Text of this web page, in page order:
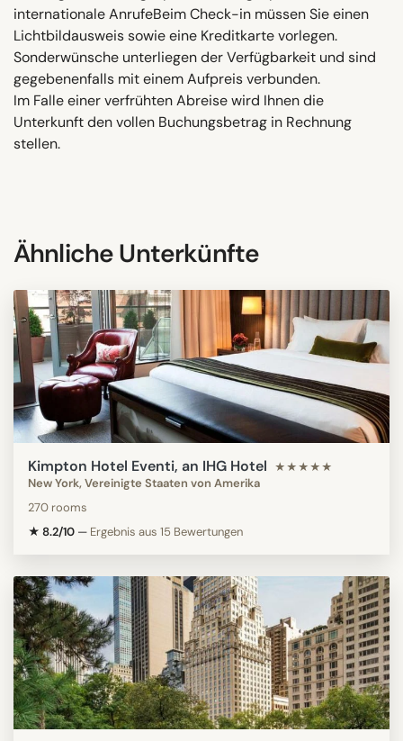
internationale AnrufeBeim Check-in müssen Sie einen
Lichtbildausweis sowie eine Kreditkarte vorlegen.
Sonderwünsche unterliegen der Verfügbarkeit und sind
gegebenenfalls mit einem Aufpreis verbunden.
Im Falle einer verfrühten Abreise wird Ihnen die
Unterkunft den vollen Buchungsbetrag in Rechnung
stellen.
Ähnliche Unterkünfte
Kimpton Hotel Eventi, an IHG Hotel ★★★★★
New York, Vereinigte Staaten von Amerika
270 rooms
★ 8.2/10 — Ergebnis aus 15 Bewertungen